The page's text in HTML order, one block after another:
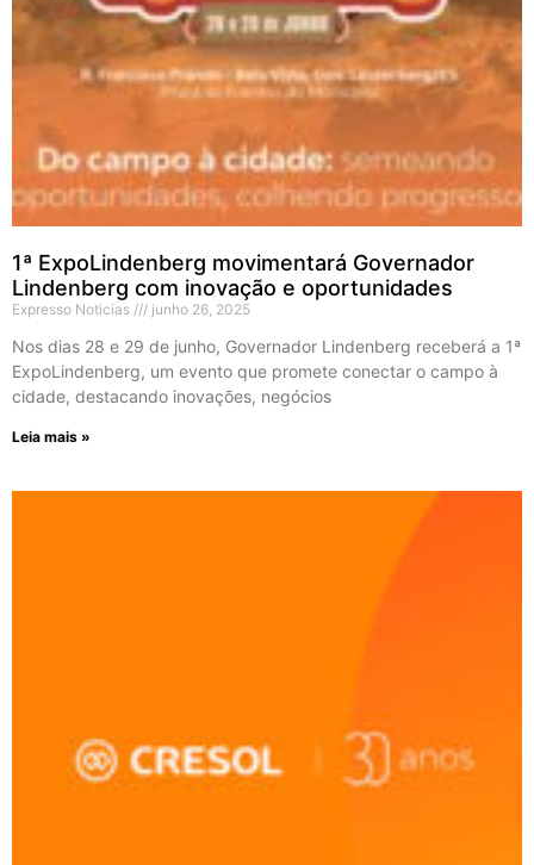
1ª ExpoLindenberg movimentará Governador
Lindenberg com inovação e oportunidades
Expresso Noticias junho 26, 2025
Nos dias 28 e 29 de junho, Governador Lindenberg receberá a 1ª
ExpoLindenberg, um evento que promete conectar o campo à
cidade, destacando inovações, negócios
Leia mais »